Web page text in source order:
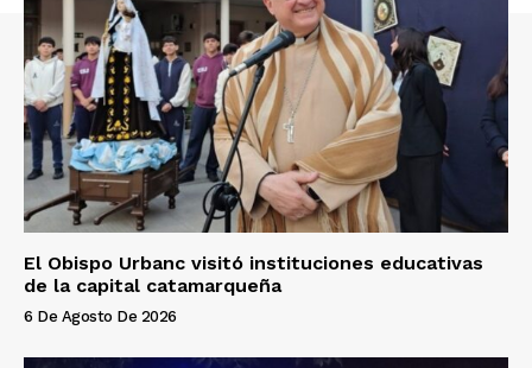
El Obispo Urbanc visitó instituciones educativas
de la capital catamarqueña
6 De Agosto De 2026